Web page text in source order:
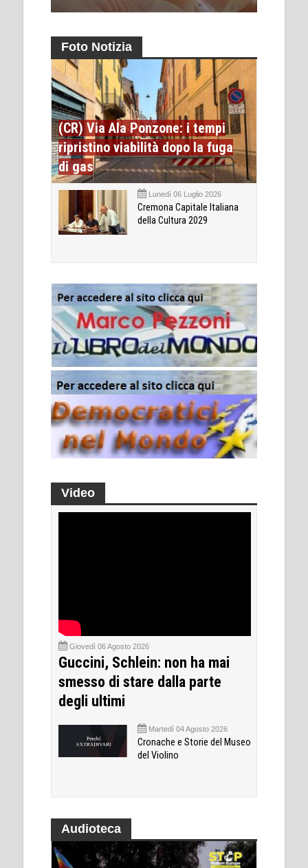
Foto Notizia
(CR) Via Ala Ponzone: i tempi
ripristino viabilità dopo la fuga
di gas
Lunedì 06 Luglio 2026
Cremona Capitale Italiana
della Cultura 2029
Video
Giovedì 06 Agosto 2026
Guccini, Schlein: non ha mai
smesso di stare dalla parte
degli ultimi
Martedì 04 Agosto 2026
Cronache e Storie del Museo
del Violino
Audioteca